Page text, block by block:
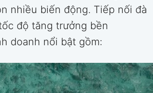
nhiều biến động. Tiếp nối đà
độ tăng trưởng bền
doanh nổi bật gồm: